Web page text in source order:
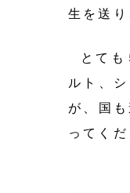
生を送
とて
ルト、
が、国
ってくだ